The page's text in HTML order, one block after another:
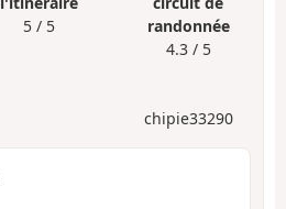
5 / 5
randonnée
4.3 / 5
chipie33290